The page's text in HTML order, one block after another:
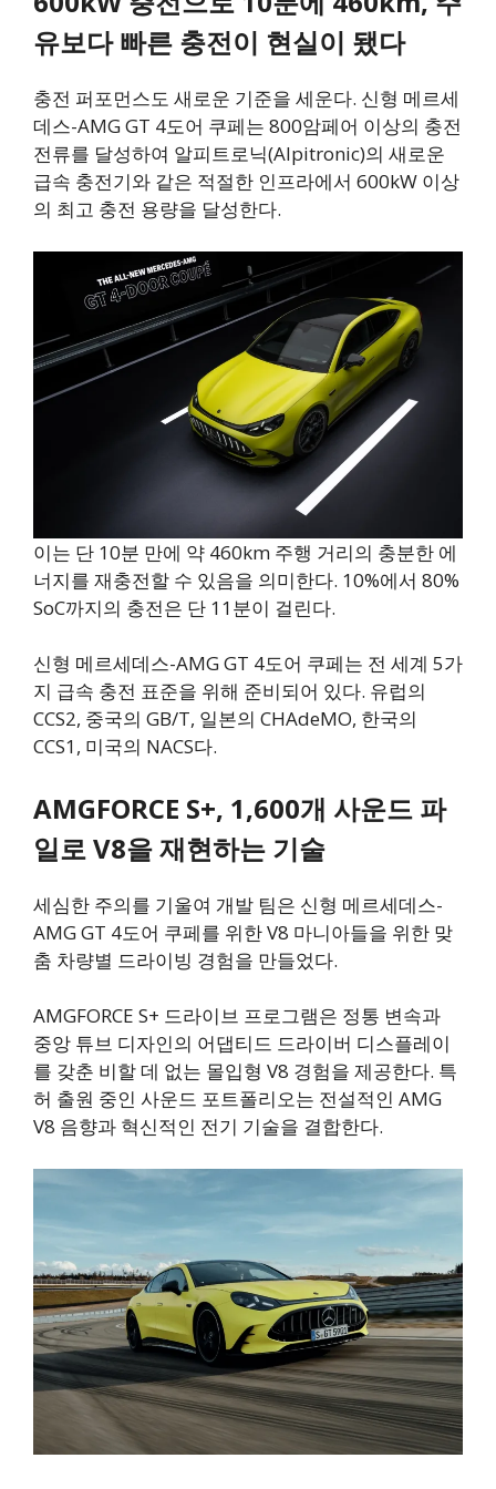
유보다 빠른 충전이 현실이 됐다
충전 퍼포먼스도 새로운 기준을 세운다. 신형 메르세
데스-AMG GT 4도어 쿠페는 800암페어 이상의 충전
전류를 달성하여 알피트로닉(Alpitronic)의 새로운
급속 충전기와 같은 적절한 인프라에서 600kW 이상
의 최고 충전 용량을 달성한다.
이는 단 10분 만에 약 460km 주행 거리의 충분한 에
너지를 재충전할 수 있음을 의미한다. 10%에서 80%
SoC까지의 충전은 단 11분이 걸린다.
신형 메르세데스-AMG GT 4도어 쿠페는 전 세계 5가
지 급속 충전 표준을 위해 준비되어 있다. 유럽의
CCS2, 중국의 GB/T, 일본의 CHAdeMO, 한국의
CCS1, 미국의 NACS다.
AMGFORCE S+, 1,600개 사운드 파
일로 V8을 재현하는 기술
세심한 주의를 기울여 개발 팀은 신형 메르세데스-
AMG GT 4도어 쿠페를 위한 V8 마니아들을 위한 맞
춤 차량별 드라이빙 경험을 만들었다.
AMGFORCE S+ 드라이브 프로그램은 정통 변속과
중앙 튜브 디자인의 어댑티드 드라이버 디스플레이
를 갖춘 비할 데 없는 몰입형 V8 경험을 제공한다. 특
허 출원 중인 사운드 포트폴리오는 전설적인 AMG
V8 음향과 혁신적인 전기 기술을 결합한다.